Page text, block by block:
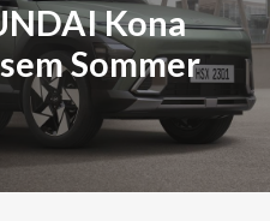
Kona
Sommer